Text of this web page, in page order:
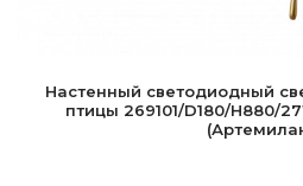
Настенный светодиодный
птицы 269101/D180/H880/